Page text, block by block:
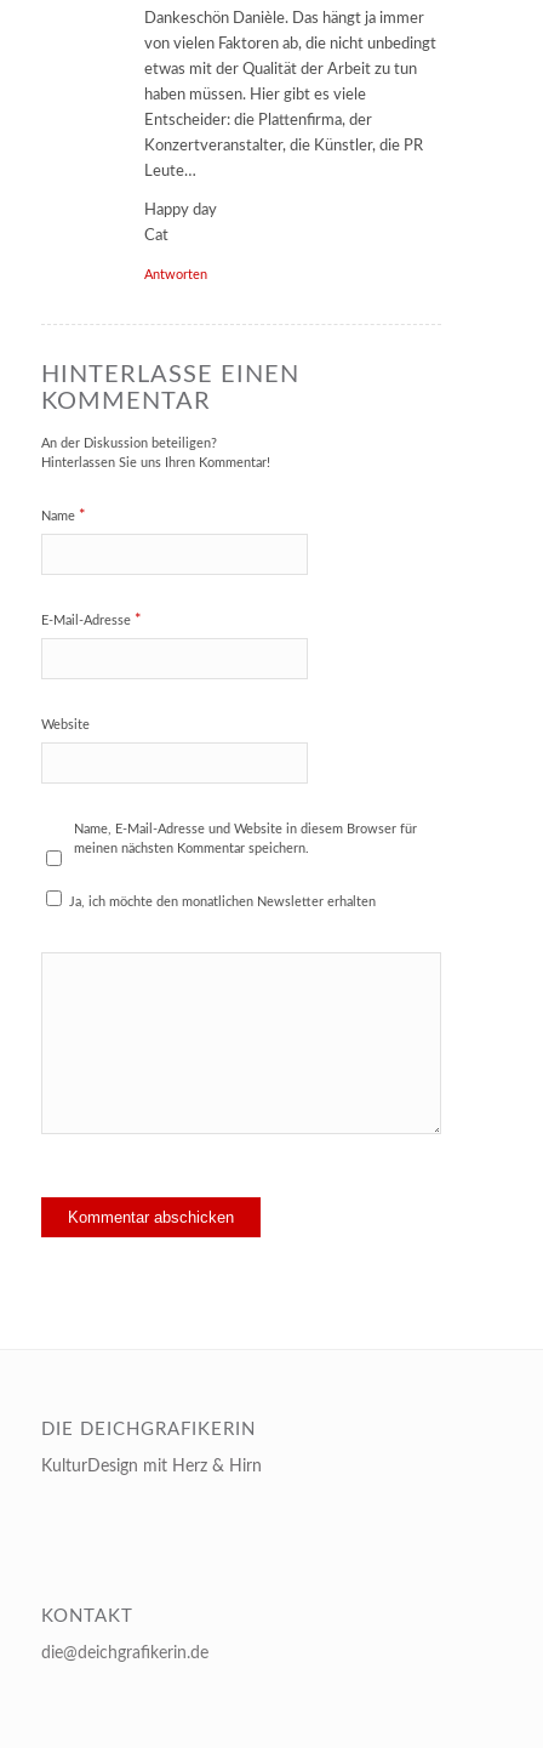
Dankeschön Danièle. Das hängt ja immer
von vielen Faktoren ab, die nicht unbedingt
etwas mit der Qualität der Arbeit zu tun
haben müssen. Hier gibt es viele
Entscheider: die Plattenfirma, der
Konzertveranstalter, die Künstler, die PR
Leute…
Happy day
Cat
Antworten
HINTERLASSE EINEN
KOMMENTAR
An der Diskussion beteiligen?
Hinterlassen Sie uns Ihren Kommentar!
Name *
E-Mail-Adresse *
Website
Name, E-Mail-Adresse und Website in diesem Browser für
meinen nächsten Kommentar speichern.
Ja, ich möchte den monatlichen Newsletter erhalten
DIE DEICHGRAFIKERIN
KulturDesign mit Herz & Hirn
KONTAKT
die@deichgrafikerin.de